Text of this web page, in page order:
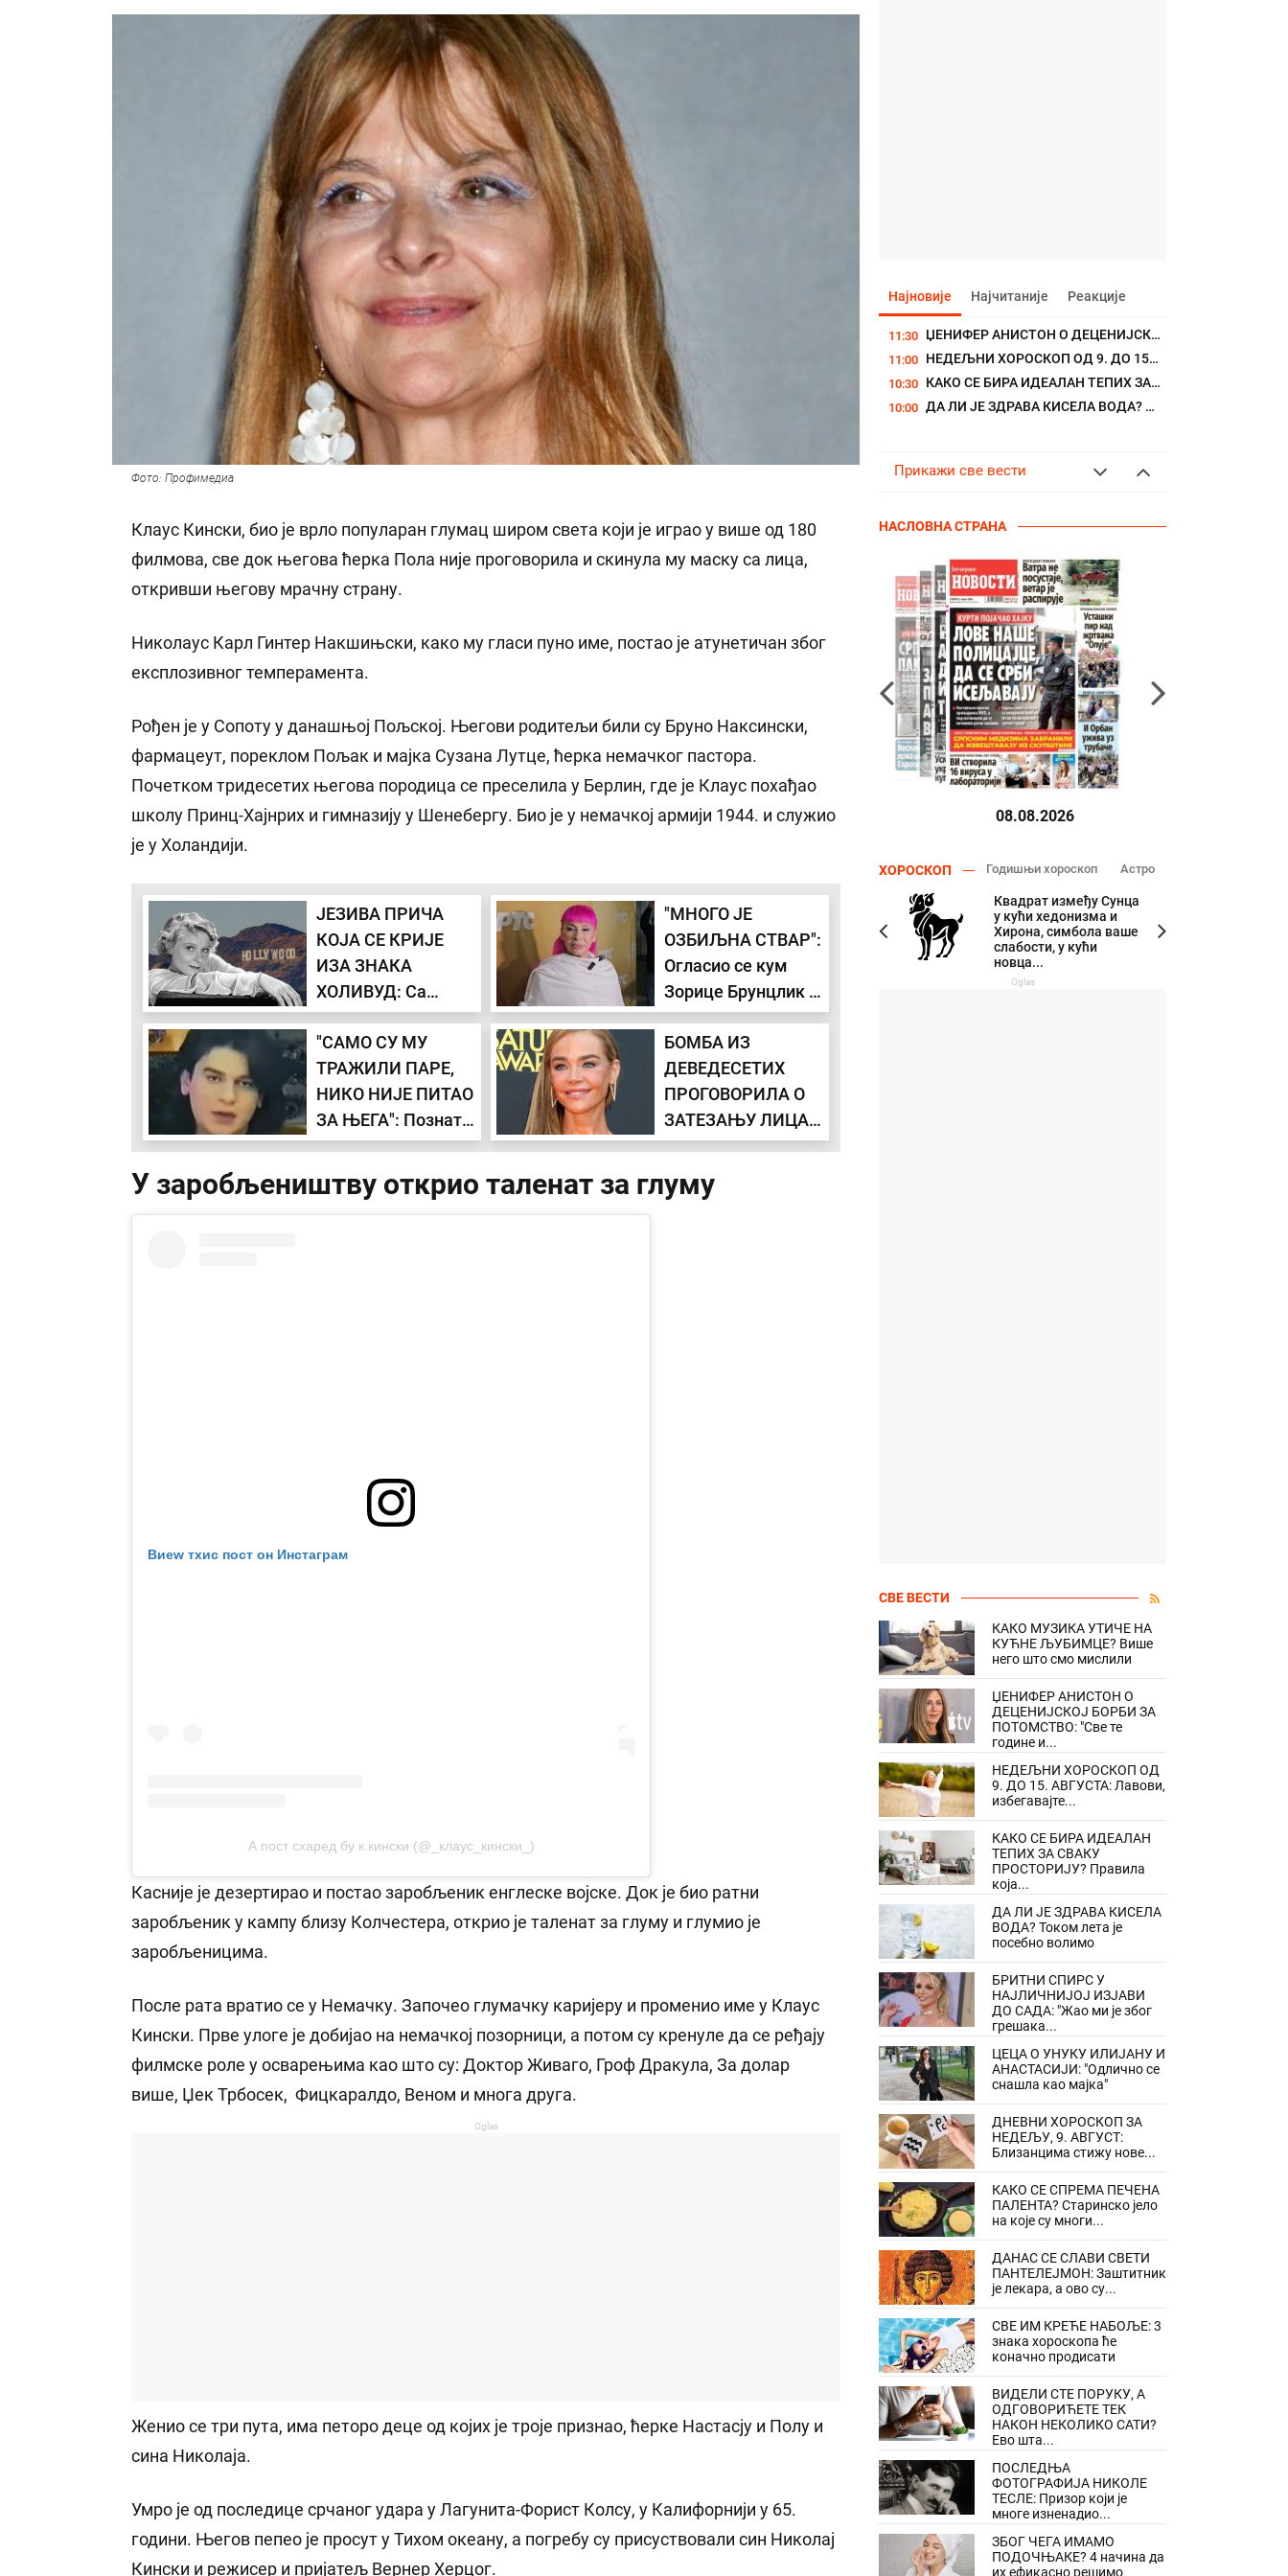
Фото: Профимедиа
Клаус Кински, био је врло популаран глумац широм света који је играо у више од 180
филмова, све док његова ћерка Пола није проговорила и скинула му маску са лица,
откривши његову мрачну страну.
Николаус Карл Гинтер Накшињски, како му гласи пуно име, постао је атунетичан због
експлозивног темперамента.
Рођен је у Сопоту у данашњој Пољској. Његови родитељи били су Бруно Наксински,
фармацеут, пореклом Пољак и мајка Сузана Лутце, ћерка немачког пастора.
Почетком тридесетих његова породица се преселила у Берлин, где је Клаус похађао
школу Принц-Хајнрих и гимназију у Шенебергу. Био је у немачкој армији 1944. и служио
је у Холандији.
ЈЕЗИВА ПРИЧА
КОЈА СЕ КРИЈЕ
ИЗА ЗНАКА
ХОЛИВУД: Са
слова "Х" је једна
млада глумица
себи одузела
живот
"МНОГО ЈЕ
ОЗБИЉНА СТВАР":
Огласио се кум
Зорице Брунцлик о
њеном стању
"САМО СУ МУ
ТРАЖИЛИ ПАРЕ,
НИКО НИЈЕ ПИТАО
ЗА ЊЕГА": Позната
певачица открила
животу Нина
БОМБА ИЗ
ДЕВЕДЕСЕТИХ
ПРОГОВОРИЛА О
ЗАТЕЗАЊУ ЛИЦА:
Погледајте како је
како сада (ФОТО)
У заробљеништву открио таленат за глуму
Виеw тхис пост он Инстаграм
А пост схаред бy к.кински (@_клаус_кински_)
Касније је дезертирао и постао заробљеник енглеске војске. Док је био ратни
заробљеник у кампу близу Колчестера, открио је таленат за глуму и глумио је
заробљеницима.
После рата вратио се у Немачку. Започео глумачку каријеру и променио име у Клаус
Кински. Прве улоге је добијао на немачкој позорници, а потом су кренуле да се ређају
филмске роле у осварењима као што су: Доктор Живаго, Гроф Дракула, За долар
више, Џек Трбосек, Фицкаралдо, Веном и многа друга.
Oglas
Женио се три пута, има петоро деце од којих је троје признао, ћерке Настасју и Полу и
сина Николаја.
Умро је од последице срчаног удара у Лагунита-Форист Колсу, у Калифорнији у 65.
години. Његов пепео је просут у Тихом океану, а погребу су присуствовали син Николај
Кински и режисер и пријатељ Вернер Херцог.
Најновије Најчитаније Реакције
11:30 ЏЕНИФЕР АНИСТОН О ДЕЦЕНИЈСКОЈ БОРБИ ЗА ПОТОМСТВО: "Све те године и...
11:00 НЕДЕЉНИ ХОРОСКОП ОД 9. ДО 15. АВГУСТА: Лавови, избегавајте...
10:30 КАКО СЕ БИРА ИДЕАЛАН ТЕПИХ ЗА СВАКУ ПРОСТОРИЈУ? Правила која...
10:00 ДА ЛИ ЈЕ ЗДРАВА КИСЕЛА ВОДА? Током лета је посебно волимо
Прикажи све вести
НАСЛОВНА СТРАНА
08.08.2026
ХОРОСКОП Годишњи хороскоп Астро
здравља и Хирона у
кући комуникација
доноси сукобе са...
Квадрат између Сунца
у кући хедонизма и
Хирона, симбола ваше
слабости, у кући
новца...
Oglas
СВЕ ВЕСТИ
КАКО МУЗИКА УТИЧЕ НА
КУЋНЕ ЉУБИМЦЕ? Више
него што смо мислили
ЏЕНИФЕР АНИСТОН О
ДЕЦЕНИЈСКОЈ БОРБИ ЗА
ПОТОМСТВО: "Све те
године и...
НЕДЕЉНИ ХОРОСКОП ОД
9. ДО 15. АВГУСТА: Лавови,
избегавајте...
КАКО СЕ БИРА ИДЕАЛАН
ТЕПИХ ЗА СВАКУ
ПРОСТОРИЈУ? Правила
која...
ДА ЛИ ЈЕ ЗДРАВА КИСЕЛА
ВОДА? Током лета је
посебно волимо
БРИТНИ СПИРС У
НАЈЛИЧНИЈОЈ ИЗЈАВИ
ДО САДА: "Жао ми је због
грешака...
ЦЕЦА О УНУКУ ИЛИЈАНУ И
АНАСТАСИЈИ: "Одлично се
снашла као мајка"
ДНЕВНИ ХОРОСКОП ЗА
НЕДЕЉУ, 9. АВГУСТ:
Близанцима стижу нове...
КАКО СЕ СПРЕМА ПЕЧЕНА
ПАЛЕНТА? Старинско јело
на које су многи...
ДАНАС СЕ СЛАВИ СВЕТИ
ПАНТЕЛЕЈМОН: Заштитник
је лекара, а ово су...
СВЕ ИМ КРЕЋЕ НАБОЉЕ: 3
знака хороскопа ће
коначно продисати
ВИДЕЛИ СТЕ ПОРУКУ, А
ОДГОВОРИЋЕТЕ ТЕК
НАКОН НЕКОЛИКО САТИ?
Ево шта...
ПОСЛЕДЊА
ФОТОГРАФИЈА НИКОЛЕ
ТЕСЛЕ: Призор који је
многе изненадио...
ЗБОГ ЧЕГА ИМАМО
ПОДОЧЊАКЕ? 4 начина да
их ефикасно решимо